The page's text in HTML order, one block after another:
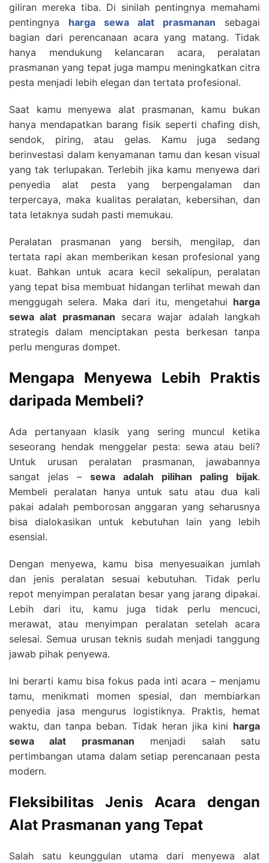
giliran mereka tiba. Di sinilah pentingnya memahami
pentingnya harga sewa alat prasmanan sebagai
bagian dari perencanaan acara yang matang. Tidak
hanya mendukung kelancaran acara, peralatan
prasmanan yang tepat juga mampu meningkatkan citra
pesta menjadi lebih elegan dan tertata profesional.
Saat kamu menyewa alat prasmanan, kamu bukan
hanya mendapatkan barang fisik seperti chafing dish,
sendok, piring, atau gelas. Kamu juga sedang
berinvestasi dalam kenyamanan tamu dan kesan visual
yang tak terlupakan. Terlebih jika kamu menyewa dari
penyedia alat pesta yang berpengalaman dan
terpercaya, maka kualitas peralatan, kebersihan, dan
tata letaknya sudah pasti memukau.
Peralatan prasmanan yang bersih, mengilap, dan
tertata rapi akan memberikan kesan profesional yang
kuat. Bahkan untuk acara kecil sekalipun, peralatan
yang tepat bisa membuat hidangan terlihat mewah dan
menggugah selera. Maka dari itu, mengetahui harga
sewa alat prasmanan secara wajar adalah langkah
strategis dalam menciptakan pesta berkesan tanpa
perlu menguras dompet.
Mengapa Menyewa Lebih Praktis
daripada Membeli?
Ada pertanyaan klasik yang sering muncul ketika
seseorang hendak menggelar pesta: sewa atau beli?
Untuk urusan peralatan prasmanan, jawabannya
sangat jelas – sewa adalah pilihan paling bijak.
Membeli peralatan hanya untuk satu atau dua kali
pakai adalah pemborosan anggaran yang seharusnya
bisa dialokasikan untuk kebutuhan lain yang lebih
esensial.
Dengan menyewa, kamu bisa menyesuaikan jumlah
dan jenis peralatan sesuai kebutuhan. Tidak perlu
repot menyimpan peralatan besar yang jarang dipakai.
Lebih dari itu, kamu juga tidak perlu mencuci,
merawat, atau menyimpan peralatan setelah acara
selesai. Semua urusan teknis sudah menjadi tanggung
jawab pihak penyewa.
Ini berarti kamu bisa fokus pada inti acara – menjamu
tamu, menikmati momen spesial, dan membiarkan
penyedia jasa mengurus logistiknya. Praktis, hemat
waktu, dan tanpa beban. Tidak heran jika kini harga
sewa alat prasmanan menjadi salah satu
pertimbangan utama dalam setiap perencanaan pesta
modern.
Fleksibilitas Jenis Acara dengan
Alat Prasmanan yang Tepat
Salah satu keunggulan utama dari menyewa alat